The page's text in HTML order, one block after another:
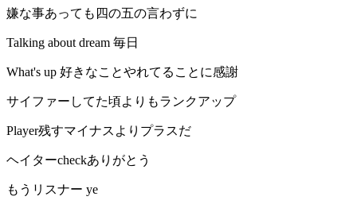
嫌な事あっても四の五の言わずに
Talking about dream 毎日
What's up 好きなことやれてることに感謝
サイファーしてた頃よりもランクアップ
Player残すマイナスよりプラスだ
ヘイターcheckありがとう
もうリスナー ye